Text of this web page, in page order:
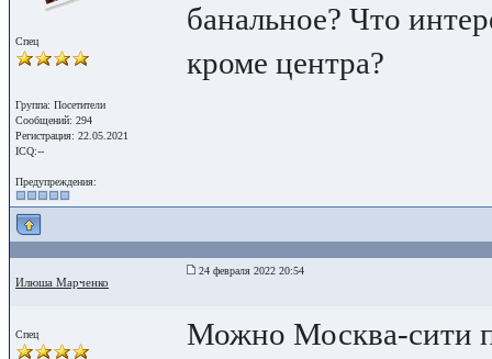
Спец
Группа: Посетители
Сообщений: 294
Регистрация: 22.05.2021
ICQ:--
Предупреждения:
банальное? Что
кроме центра?
Илюша Марченко
24 февраля 2022 20:54
Спец
Можно Москва-сити